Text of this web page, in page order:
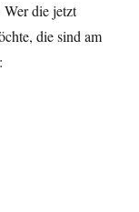
Wer die jetzt
die sind am